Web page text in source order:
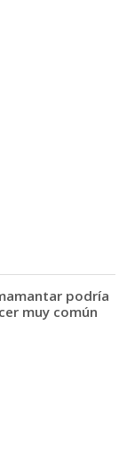
podría
muy común